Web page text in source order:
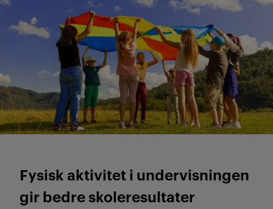
Fysisk aktivitet i undervisningen
gir bedre skoleresultater